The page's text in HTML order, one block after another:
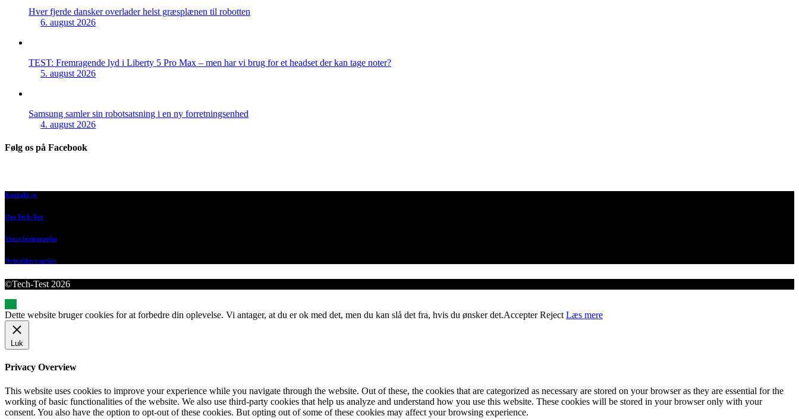
Hver fjerde dansker overlader helst græsplænen til robotten
6. august 2026
TEST: Fremragende lyd i Liberty 5 Pro Max – men har vi brug for et headset der kan tage noter?
5. august 2026
Samsung samler sin robotsatsning i en ny forretningsenhed
4. august 2026
Følg os på Facebook
Kontakt os
Om Tech-Test
Vores bedømmelse
Nyhedsbrevsarkiv
©Tech-Test 2026
Dette website bruger cookies for at forbedre din oplevelse. Vi antager, at du er ok med det, men du kan slå det fra, hvis du ønsker det.Accepter Reject Læs mere
Luk
Privacy Overview
This website uses cookies to improve your experience while you navigate through the website. Out of these, the cookies that are categorized as necessary are stored on your browser as they are essential for the
working of basic functionalities of the website. We also use third-party cookies that help us analyze and understand how you use this website. These cookies will be stored in your browser only with your
consent. You also have the option to opt-out of these cookies. But opting out of some of these cookies may affect your browsing experience.